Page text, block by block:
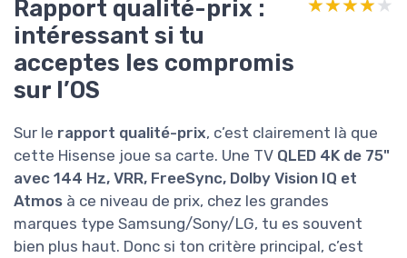
Rapport qualité-prix :
intéressant si tu
acceptes les compromis
sur l’OS
★★★★★
★★★★★
Sur le rapport qualité-prix, c’est clairement là que
cette Hisense joue sa carte. Une TV QLED 4K de 75"
avec 144 Hz, VRR, FreeSync, Dolby Vision IQ et
Atmos à ce niveau de prix, chez les grandes
marques type Samsung/Sony/LG, tu es souvent
bien plus haut. Donc si ton critère principal, c’est